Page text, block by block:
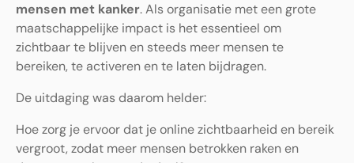
mensen met kanker. Als organisatie met een grote
maatschappelijke impact is het essentieel om
zichtbaar te blijven en steeds meer mensen te
bereiken, te activeren en te laten bijdragen.
De uitdaging was daarom helder:
Hoe zorg je ervoor dat je online zichtbaarheid en bereik
vergroot, zodat meer mensen betrokken raken en